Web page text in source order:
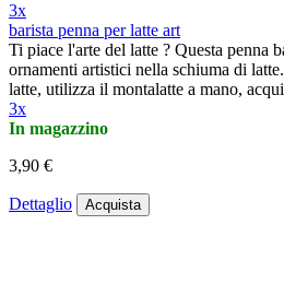
3x
barista penna per latte art
Ti piace l'arte del latte ? Questa penna
ornamenti artistici nella schiuma di
latte, utilizza il montalatte a mano,
3x
In magazzino
3,90 €
Dettaglio Acquista